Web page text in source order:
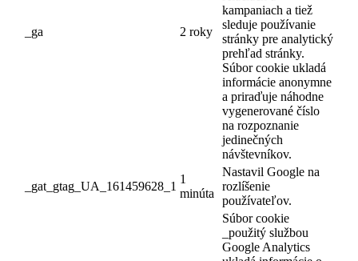
_ga 2 roky
kampaniach a tiež
sleduje používanie
stránky pre analytický
prehľad stránky.
Súbor cookie ukladá
informácie anonymne
a priraďuje náhodne
vygenerované číslo
na rozpoznanie
jedinečných
návštevníkov.
_gat_gtag_UA_161459628_1
1
minúta
Nastavil Google na
rozlíšenie
používateľov.
Súbor cookie
_použitý službou
Google Analytics